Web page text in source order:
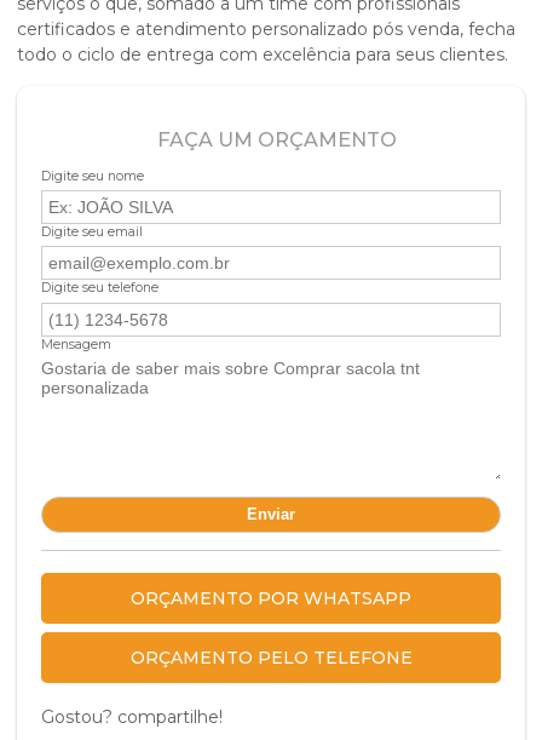
certificados e atendimento personalizado pós venda, fecha
todo o ciclo de entrega com excelência para seus clientes.
FAÇA UM ORÇAMENTO
Digite seu nome
Digite seu email
Digite seu telefone
Mensagem
ORÇAMENTO POR WHATSAPP
ORÇAMENTO PELO TELEFONE
Gostou? compartilhe!